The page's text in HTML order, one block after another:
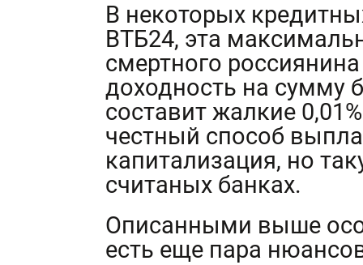
В некоторых
ВТБ24, эта
смертного
доходность на сумму
составит жалкие
честный способ
капитализация, но
считаных банках.
Описанными выше
есть еще пара